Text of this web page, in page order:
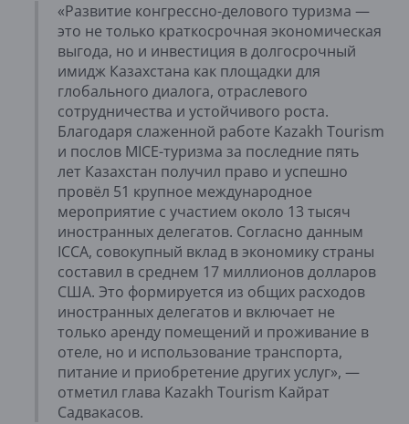
«Развитие конгрессно-делового туризма —
это не только краткосрочная экономическая
выгода, но и инвестиция в долгосрочный
имидж Казахстана как площадки для
глобального диалога, отраслевого
сотрудничества и устойчивого роста.
Благодаря слаженной работе Kazakh Tourism
и послов MICE-туризма за последние пять
лет Казахстан получил право и успешно
провёл 51 крупное международное
мероприятие с участием около 13 тысяч
иностранных делегатов. Согласно данным
ICCA, совокупный вклад в экономику страны
составил в среднем 17 миллионов долларов
США. Это формируется из общих расходов
иностранных делегатов и включает не
только аренду помещений и проживание в
отеле, но и использование транспорта,
питание и приобретение других услуг», —
отметил глава Kazakh Tourism Кайрат
Садвакасов.